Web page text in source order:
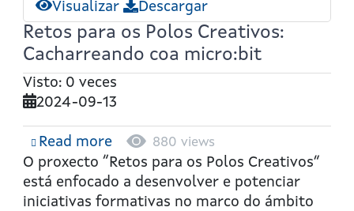
Visualizar Descargar
Retos para os Polos Creativos:
Cacharreando coa micro:bit
Visto: 0 veces
2024-09-13
Read moreabout
Retos
para
os
880 views
O proxecto “Retos para os Polos Creativos”
está enfocado a desenvolver e potenciar
iniciativas formativas no marco do ámbito